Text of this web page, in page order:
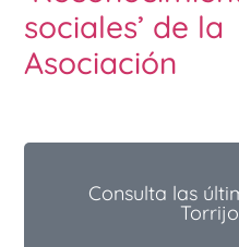
sociales’ de la
Asociación
Consulta las